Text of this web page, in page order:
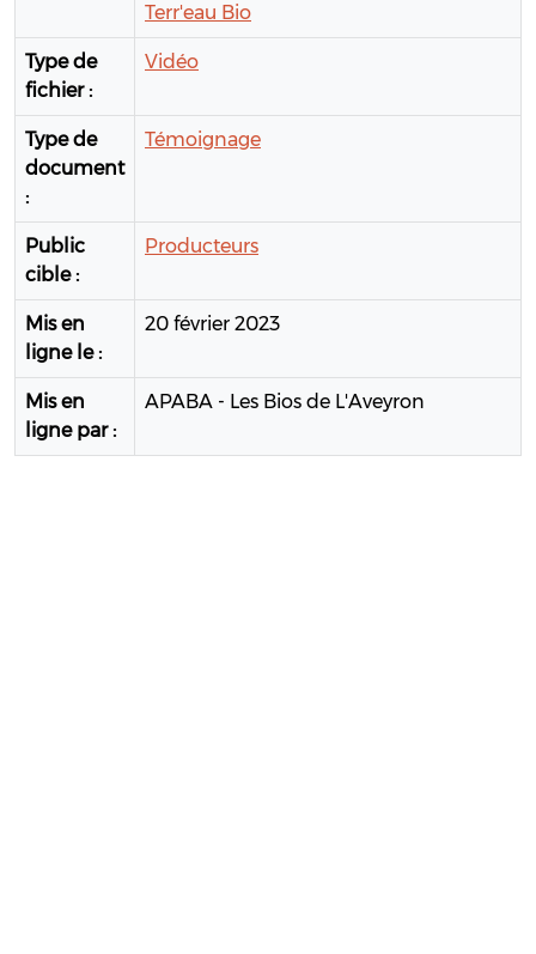
Terr'eau Bio
Type de
fichier :
Vidéo
Type de
document
:
Témoignage
Public
cible :
Producteurs
Mis en
ligne le :
20 février 2023
Mis en
ligne par :
APABA - Les Bios de L'Aveyron